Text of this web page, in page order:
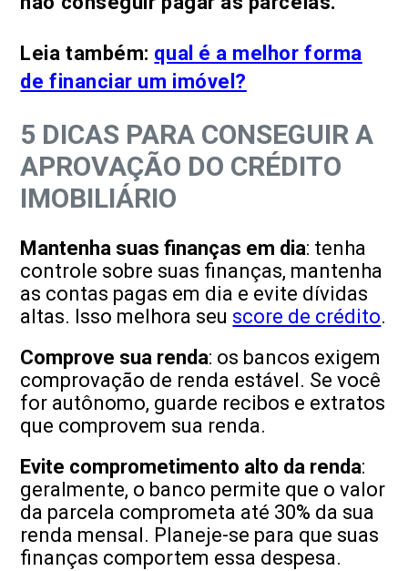
Leia também: qual é a melhor forma
de financiar um imóvel?
5 DICAS PARA CONSEGUIR A
APROVAÇÃO DO CRÉDITO
IMOBILIÁRIO
Mantenha suas finanças em dia: tenha
controle sobre suas finanças, mantenha
as contas pagas em dia e evite dívidas
altas. Isso melhora seu score de crédito.
Comprove sua renda: os bancos exigem
comprovação de renda estável. Se você
for autônomo, guarde recibos e extratos
que comprovem sua renda.
Evite comprometimento alto da renda:
geralmente, o banco permite que o valor
da parcela comprometa até 30% da sua
renda mensal. Planeje-se para que suas
finanças comportem essa despesa.